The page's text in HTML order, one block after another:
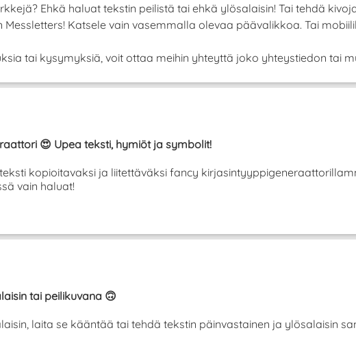
Ehkä haluat tekstin peilistä tai ehkä ylösalaisin! Tai tehdä
Messletters! Katsele vain vasemmalla olevaa päävalikkoa. Tai
tai kysymyksiä, voit ottaa meihin yhteyttä joko yhteystiedon tai
😍 Upea teksti, hymiöt ja symbolit!
kopioitavaksi ja liitettäväksi fancy
vain haluat!
tai peilikuvana 🙃
laita se kääntää tai tehdä tekstin päinvastainen ja ylösalaisin